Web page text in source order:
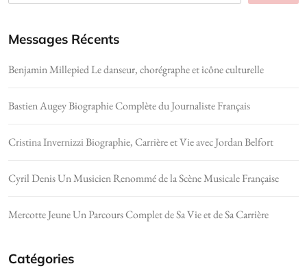
Messages Récents
Benjamin Millepied Le danseur, chorégraphe et icône culturelle
Bastien Augey Biographie Complète du Journaliste Français
Cristina Invernizzi Biographie, Carrière et Vie avec Jordan Belfort
Cyril Denis Un Musicien Renommé de la Scène Musicale Française
Mercotte Jeune Un Parcours Complet de Sa Vie et de Sa Carrière
Catégories